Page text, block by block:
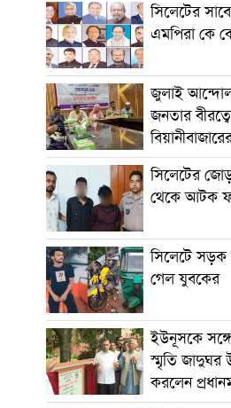
সিলেটের
এমপিরা কে
জুলাই
জনতার
সিলেটের
থেকে আটক
সিলেটে সড়ক
গেল যুবকের
ইউনূসকে
স্মৃতি জাদুঘর
করলেন